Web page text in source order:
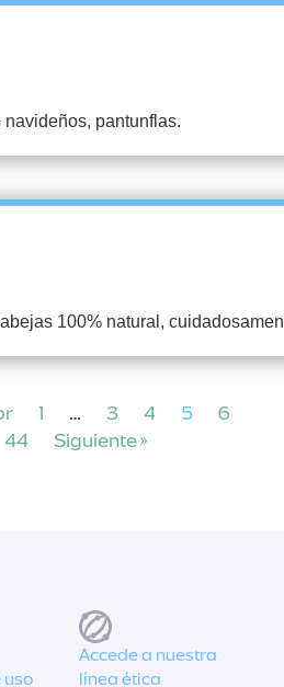
pantunflas.
100% natural,
1 … 3 4 5
6
44 Siguiente »
uso
Accede a nuestra
línea ética